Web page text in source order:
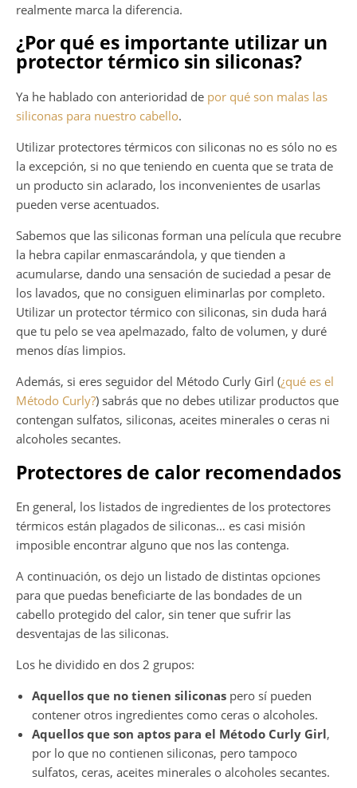
realmente marca la diferencia.
¿Por qué es importante utilizar un
protector térmico sin siliconas?
Ya he hablado con anterioridad de por qué son malas las
siliconas para nuestro cabello.
Utilizar protectores térmicos con siliconas no es sólo no es
la excepción, si no que teniendo en cuenta que se trata de
un producto sin aclarado, los inconvenientes de usarlas
pueden verse acentuados.
Sabemos que las siliconas forman una película que recubre
la hebra capilar enmascarándola, y que tienden a
acumularse, dando una sensación de suciedad a pesar de
los lavados, que no consiguen eliminarlas por completo.
Utilizar un protector térmico con siliconas, sin duda hará
que tu pelo se vea apelmazado, falto de volumen, y duré
menos días limpios.
Además, si eres seguidor del Método Curly Girl (¿qué es el
Método Curly?) sabrás que no debes utilizar productos que
contengan sulfatos, siliconas, aceites minerales o ceras ni
alcoholes secantes.
Protectores de calor recomendados
En general, los listados de ingredientes de los protectores
térmicos están plagados de siliconas… es casi misión
imposible encontrar alguno que nos las contenga.
A continuación, os dejo un listado de distintas opciones
para que puedas beneficiarte de las bondades de un
cabello protegido del calor, sin tener que sufrir las
desventajas de las siliconas.
Los he dividido en dos 2 grupos:
Aquellos que no tienen siliconas pero sí pueden
contener otros ingredientes como ceras o alcoholes.
Aquellos que son aptos para el Método Curly Girl,
por lo que no contienen siliconas, pero tampoco
sulfatos, ceras, aceites minerales o alcoholes secantes.